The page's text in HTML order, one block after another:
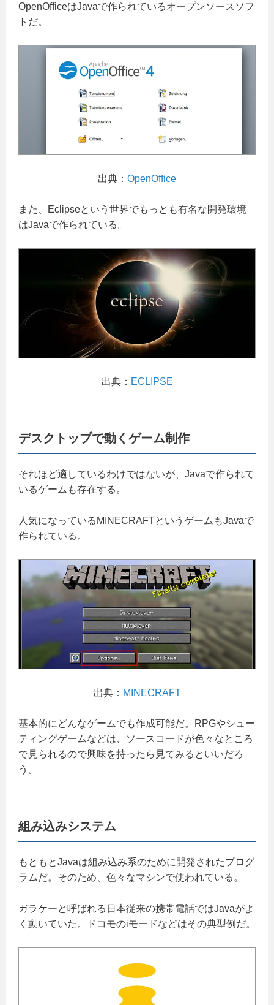
OpenOfficeはJavaで作られているオープンソースソフ
トだ。
出典： OpenOffice
また、Eclipseという世界でもっとも有名な開発環境
はJavaで作られている。
出典： ECLIPSE
デスクトップで動くゲーム制作
それほど適しているわけではないが、Javaで作られて
いるゲームも存在する。
人気になっているMINECRAFTというゲームもJavaで
作られている。
出典： MINECRAFT
基本的にどんなゲームでも作成可能だ。RPGやシュー
ティングゲームなどは、ソースコードが色々なところ
で見られるので興味を持ったら見てみるといいだろ
う。
組み込みシステム
もともとJavaは組み込み系のために開発されたプログ
ラムだ。そのため、色々なマシンで使われている。
ガラケーと呼ばれる日本従来の携帯電話ではJavaがよ
く動いていた。ドコモのiモードなどはその典型例だ。